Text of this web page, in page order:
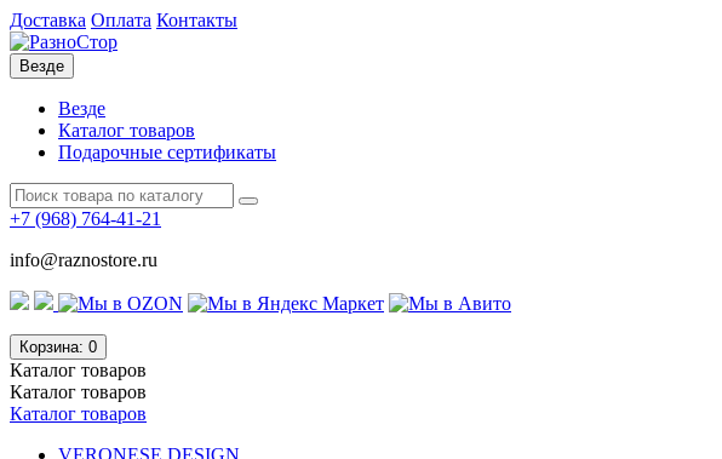
Доставка Оплата Контакты
Везде
Везде
Каталог товаров
Подарочные сертификаты
+7 (968) 764-41-21
info@raznostore.ru
Корзина: 0
Каталог товаров
Каталог товаров
Каталог товаров
VERONESE DESIGN